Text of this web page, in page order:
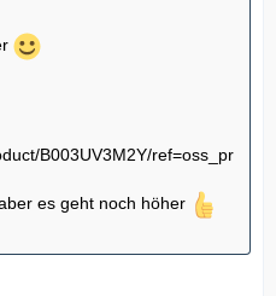
B003UV3M2Y/ref=oss_pr
es geht noch höher